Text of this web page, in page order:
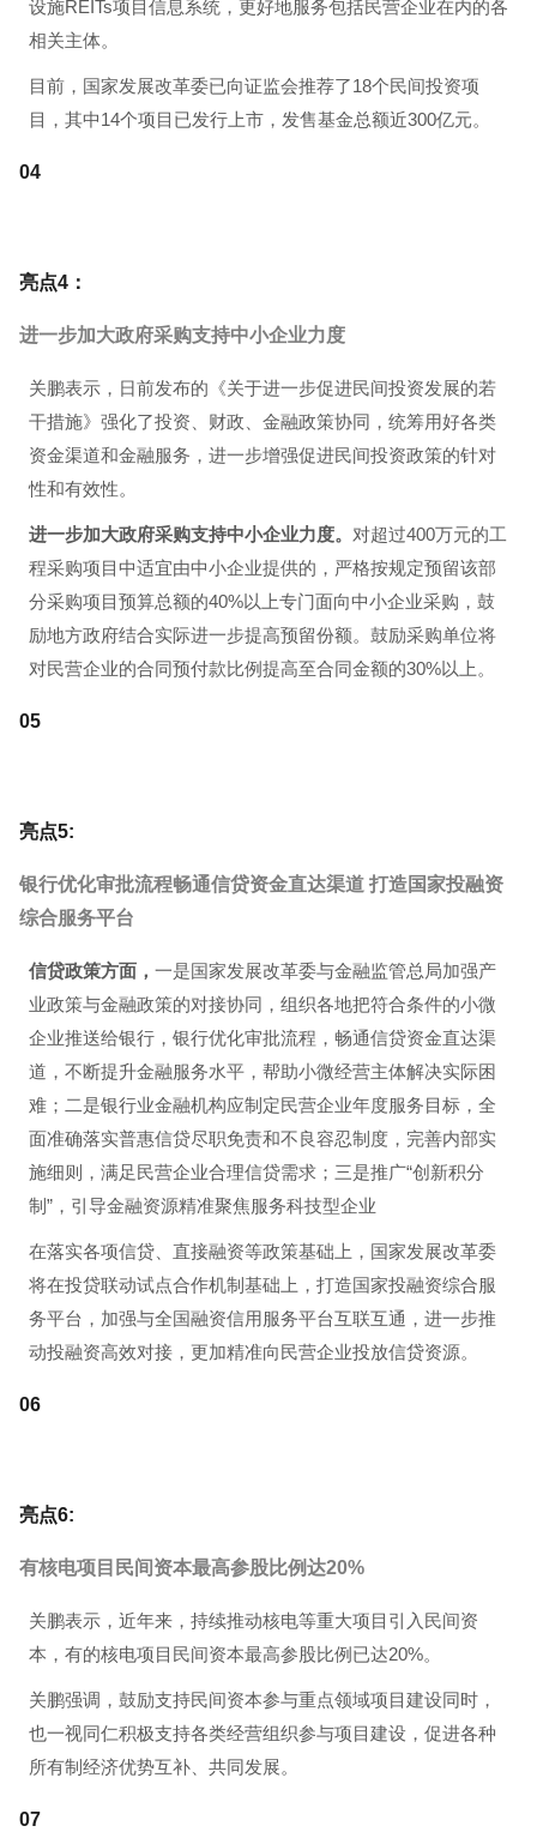
设施REITs项目信息系统，更好地服务包括民营企业在内的各
相关主体。
目前，国家发展改革委已向证监会推荐了18个民间投资项
目，其中14个项目已发行上市，发售基金总额近300亿元。
04
亮点4：
进一步加大政府采购支持中小企业力度
关鹏表示，日前发布的《关于进一步促进民间投资发展的若
干措施》强化了投资、财政、金融政策协同，统筹用好各类
资金渠道和金融服务，进一步增强促进民间投资政策的针对
性和有效性。
进一步加大政府采购支持中小企业力度。 对超过400万元的工
程采购项目中适宜由中小企业提供的，严格按规定预留该部
分采购项目预算总额的40%以上专门面向中小企业采购，鼓
励地方政府结合实际进一步提高预留份额。鼓励采购单位将
对民营企业的合同预付款比例提高至合同金额的30%以上。
05
亮点5:
银行优化审批流程畅通信贷资金直达渠道 打造国家投融资
综合服务平台
信贷政策方面， 一是国家发展改革委与金融监管总局加强产
业政策与金融政策的对接协同，组织各地把符合条件的小微
企业推送给银行，银行优化审批流程，畅通信贷资金直达渠
道，不断提升金融服务水平，帮助小微经营主体解决实际困
难；二是银行业金融机构应制定民营企业年度服务目标，全
面准确落实普惠信贷尽职免责和不良容忍制度，完善内部实
施细则，满足民营企业合理信贷需求；三是推广“创新积分
制”，引导金融资源精准聚焦服务科技型企业
在落实各项信贷、直接融资等政策基础上，国家发展改革委
将在投贷联动试点合作机制基础上，打造国家投融资综合服
务平台，加强与全国融资信用服务平台互联互通，进一步推
动投融资高效对接，更加精准向民营企业投放信贷资源。
06
亮点6:
有核电项目民间资本最高参股比例达20%
关鹏表示，近年来，持续推动核电等重大项目引入民间资
本，有的核电项目民间资本最高参股比例已达20%。
关鹏强调，鼓励支持民间资本参与重点领域项目建设同时，
也一视同仁积极支持各类经营组织参与项目建设，促进各种
所有制经济优势互补、共同发展。
07